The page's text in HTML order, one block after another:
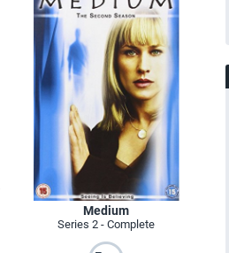
Medium
Series 2 - Complete